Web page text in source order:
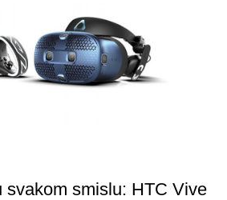
svakom smislu: HTC Vive